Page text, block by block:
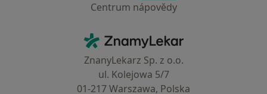
Centrum nápovědy
ZnamyLekar - Hlavní stránka
ZnanyLekarz Sp. z o.o.
ul. Kolejowa 5/7
01-217 Warszawa, Polska